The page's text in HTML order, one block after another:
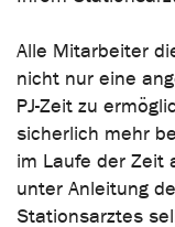
Alle Mitarbeiter
nicht nur eine
PJ-Zeit zu
sicherlich mehr
im Laufe der Zeit
unter Anleitung
Stationsarztes